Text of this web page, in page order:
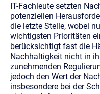
IT-Fachleute setzten
potenziellen
die letzte Stelle, wobei
wichtigsten Prioritäten
berücksichtigt fast die
Nachhaltigkeit nicht in
zunehmenden
jedoch den Wert der
insbesondere bei der